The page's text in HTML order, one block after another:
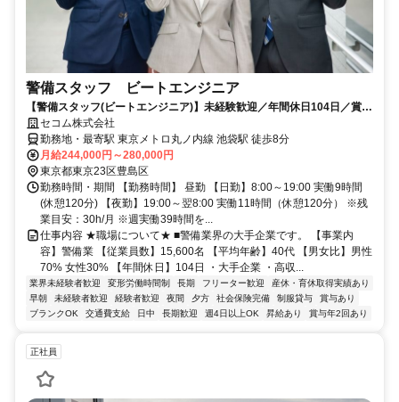
警備スタッフ ビートエンジニア
【警備スタッフ(ビートエンジニア)】未経験歓迎／年間休日104日／賞与
年2回／大手企業／寮あり
セコム株式会社
勤務地・最寄駅 東京メトロ丸ノ内線 池袋駅 徒歩8分
月給244,000円～280,000円
東京都東京23区豊島区
勤務時間・期間 【勤務時間】 昼勤 【日勤】8:00～19:00 実働9時間
(休憩120分) 【夜勤】19:00～翌8:00 実働11時間（休憩120分） ※残
業目安：30h/月 ※週実働39時間を...
仕事内容 ★職場について★ ■警備業界の大手企業です。 【事業内
容】警備業 【従業員数】15,600名 【平均年齢】40代 【男女比】男性
70% 女性30% 【年間休日】104日 ・大手企業 ・高収...
業界未経験者歓迎 変形労働時間制 長期 フリーター歓迎
産休・育休取得実績あり
早朝
未経験者歓迎 経験者歓迎 夜間 夕方 社会保険完備 制服貸与
賞与あり
ブランクOK
交通費支給 日中 長期歓迎 週4日以上OK 昇給あり 賞与年2回あり
正社員